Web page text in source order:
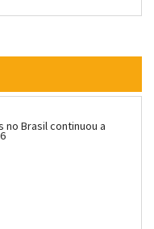
no Brasil continuou a